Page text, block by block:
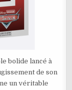
bolide lancé à
de son
un véritable